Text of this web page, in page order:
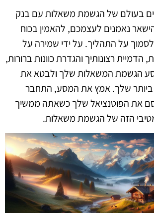
בעולם של הגשמת משאלות עם בנק
נאמנים לעצמכם, להאמין בכוח
על התהליך. על ידי שמירה על
הדמיית רצונותיך והגדרת כוונות ברורות,
הגשמת המשאלות שלך ולבטא את
ביותר שלך. אמץ את המסע, התחבר
את הפוטנציאל שלך כשאתה ממשיך
הזה של הגשמת משאלות.